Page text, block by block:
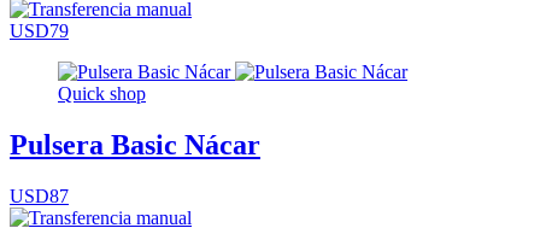
USD79
Quick shop
Pulsera Basic Nácar
USD87